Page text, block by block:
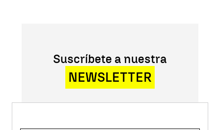
Suscríbete a nuestra
NEWSLETTER